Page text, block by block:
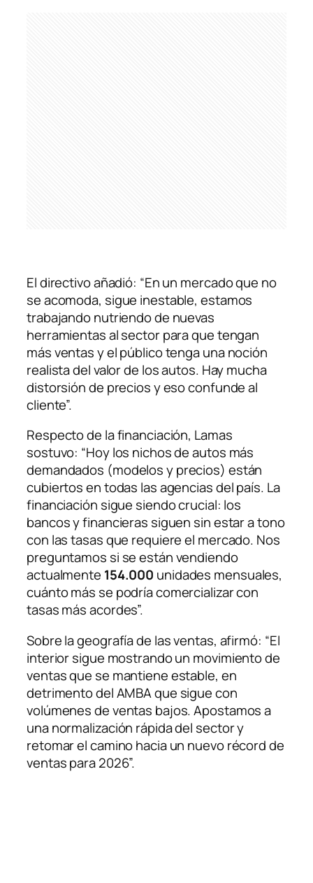
El directivo añadió: “En un mercado que no
se acomoda, sigue inestable, estamos
trabajando nutriendo de nuevas
herramientas al sector para que tengan
más ventas y el público tenga una noción
realista del valor de los autos. Hay mucha
distorsión de precios y eso confunde al
cliente”.
Respecto de la financiación, Lamas
sostuvo: “Hoy los nichos de autos más
demandados (modelos y precios) están
cubiertos en todas las agencias del país. La
financiación sigue siendo crucial: los
bancos y financieras siguen sin estar a tono
con las tasas que requiere el mercado. Nos
preguntamos si se están vendiendo
actualmente 154.000 unidades mensuales,
cuánto más se podría comercializar con
tasas más acordes”.
Sobre la geografía de las ventas, afirmó: “El
interior sigue mostrando un movimiento de
ventas que se mantiene estable, en
detrimento del AMBA que sigue con
volúmenes de ventas bajos. Apostamos a
una normalización rápida del sector y
retomar el camino hacia un nuevo récord de
ventas para 2026”.